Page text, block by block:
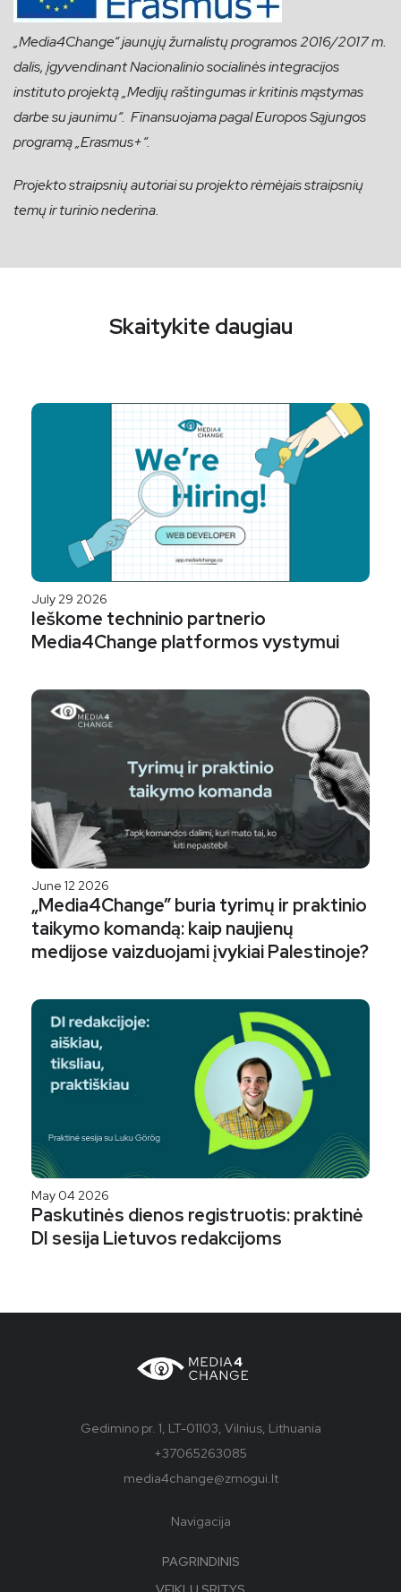
„Media4Change“ jaunųjų žurnalistų programos 2016/2017 m.
dalis, įgyvendinant Nacionalinio socialinės integracijos
instituto projektą „Medijų raštingumas ir kritinis mąstymas
darbe su jaunimu“. Finansuojama pagal Europos Sąjungos
programą „Erasmus+“.
Projekto straipsnių autoriai su projekto rėmėjais straipsnių
temų ir turinio nederina.
Skaitykite daugiau
July 29 2026
Ieškome techninio partnerio
Media4Change platformos vystymui
June 12 2026
„Media4Change” buria tyrimų ir praktinio
taikymo komandą: kaip naujienų
medijose vaizduojami įvykiai Palestinoje?
May 04 2026
Paskutinės dienos registruotis: praktinė
DI sesija Lietuvos redakcijoms
Gedimino pr. 1, LT-01103, Vilnius, Lithuania
+37065263085
media4change@zmogui.lt
Navigacija
PAGRINDINIS